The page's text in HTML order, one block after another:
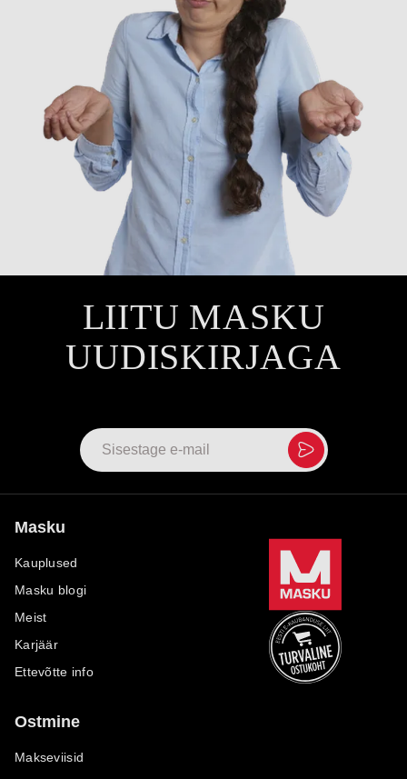
LIITU MASKU
UUDISKIRJAGA
Masku
Kauplused
Masku blogi
Meist
Karjäär
Ettevõtte info
Ostmine
Makseviisid